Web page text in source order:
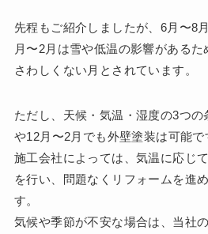
先程もご紹介しましたが、6月〜8
月〜2月は雪や低温の影響がある
さわしくない月とされています。
ただし、天候・気温・湿度の3つの
や12月〜2月でも外壁塗装は可能で
施工会社によっては、気温に応じ
を行い、問題なくリフォームを進
す。
気候や季節が不安な場合は、当社